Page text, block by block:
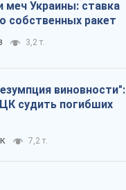
меч Украины: ставка
собственных ракет
3,2 т.
виновности":
судить погибших
7,2 т.